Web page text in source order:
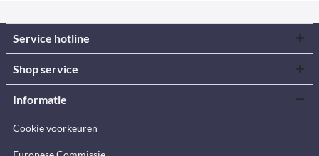
Service hotline
Shop service
Informatie
Cookie voorkeuren